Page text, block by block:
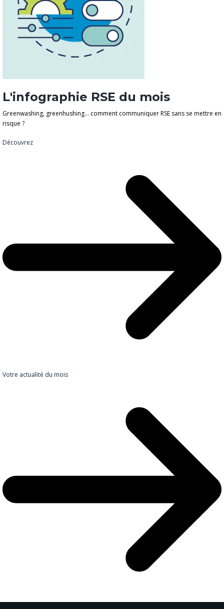
L'infographie RSE du mois
Greenwashing, greenhushing… comment communiquer RSE sans se mettre en
risque ?
Découvrez
Votre actualité du mois